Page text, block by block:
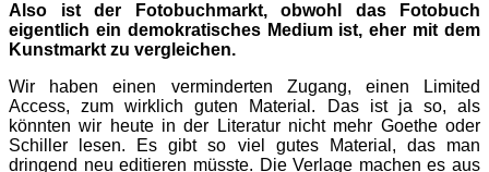
Also ist der Fotobuchmarkt, obwohl das Fotobuch
eigentlich ein demokratisches Medium ist, eher mit dem
Kunstmarkt zu vergleichen.
Wir haben einen verminderten Zugang, einen Limited
Access, zum wirklich guten Material. Das ist ja so, als
könnten wir heute in der Literatur nicht mehr Goethe oder
Schiller lesen. Es gibt so viel gutes Material, das man
dringend neu editieren müsste. Die Verlage machen es aus